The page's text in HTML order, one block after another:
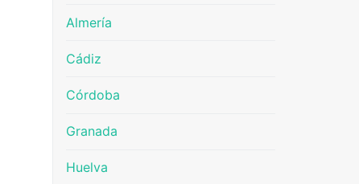
Almería
Cádiz
Córdoba
Granada
Huelva